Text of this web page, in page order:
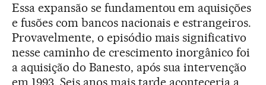
Essa expansão se fundamentou em aquisições
e fusões com bancos nacionais e estrangeiros.
Provavelmente, o episódio mais significativo
nesse caminho de crescimento inorgânico foi
a aquisição do Banesto, após sua intervenção
em 1993. Seis anos mais tarde aconteceria a